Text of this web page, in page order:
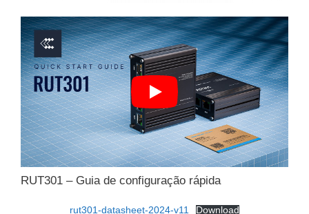
RUT301 – Guia de configuração rápida
rut301-datasheet-2024-v11 Download